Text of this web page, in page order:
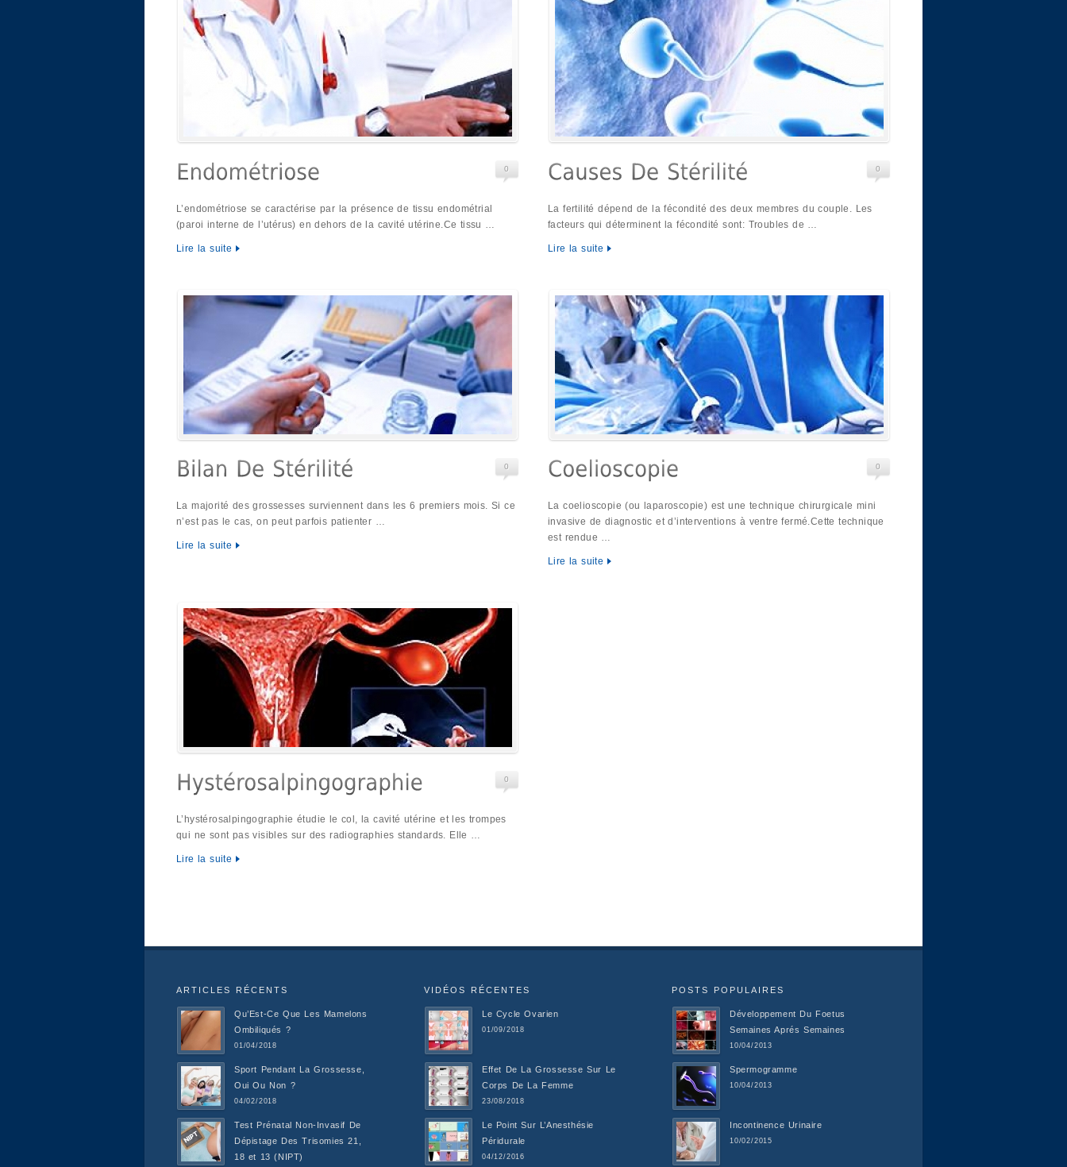
0
L’endométriose se caractérise par la présence de tissu endométrial
(paroi interne de l’utérus) en dehors de la cavité utérine.Ce tissu …
Lire la suite
0
La fertilité dépend de la fécondité des deux membres du couple. Les
facteurs qui déterminent la fécondité sont: Troubles de …
Lire la suite
0
La majorité des grossesses surviennent dans les 6 premiers mois. Si ce
n’est pas le cas, on peut parfois patienter …
Lire la suite
0
La coelioscopie (ou laparoscopie) est une technique chirurgicale mini
invasive de diagnostic et d’interventions à ventre fermé.Cette technique
est rendue …
Lire la suite
0
L’hystérosalpingographie étudie le col, la cavité utérine et les trompes
qui ne sont pas visibles sur des radiographies standards. Elle …
Lire la suite
ARTICLES RÉCENTS
Qu’Est-Ce Que Les Mamelons
Ombiliqués ?
01/04/2018
Sport Pendant La Grossesse,
Oui Ou Non ?
04/02/2018
Test Prénatal Non-Invasif De
Dépistage Des Trisomies 21,
18 et 13 (NIPT)
VIDÉOS RÉCENTES
Le Cycle Ovarien
01/09/2018
Effet De La Grossesse Sur Le
Corps De La Femme
23/08/2018
Le Point Sur L’Anesthésie
Péridurale
04/12/2016
POSTS POPULAIRES
Développement Du Foetus
Semaines Aprés Semaines
10/04/2013
Spermogramme
10/04/2013
Incontinence Urinaire
10/02/2015